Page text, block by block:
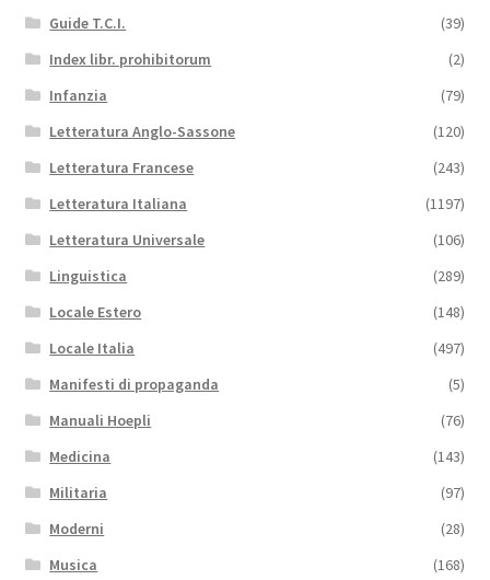
Guide T.C.I.
(39)
Index libr. prohibitorum
(2)
Infanzia
(79)
Letteratura Anglo-Sassone
(120)
Letteratura Francese
(243)
Letteratura Italiana
(1197)
Letteratura Universale
(106)
Linguistica
(289)
Locale Estero
(148)
Locale Italia
(497)
Manifesti di propaganda
(5)
Manuali Hoepli
(76)
Medicina
(143)
Militaria
(97)
Moderni
(28)
Musica
(168)